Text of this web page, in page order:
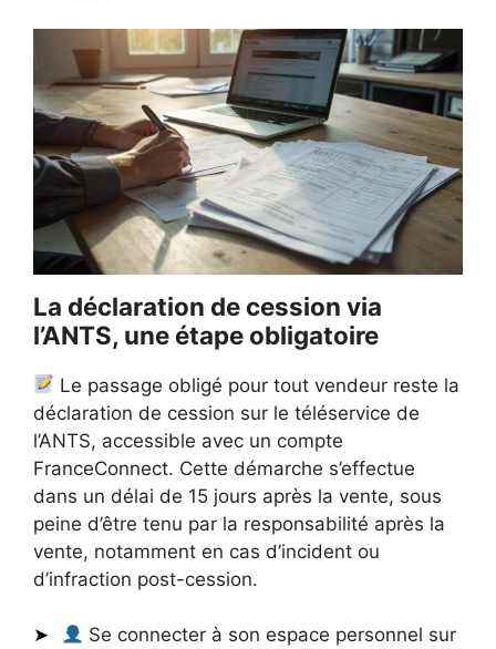
La déclaration de cession via
l’ANTS, une étape obligatoire
Le passage obligé pour tout vendeur reste la
déclaration de cession sur le téléservice de
l’ANTS, accessible avec un compte
FranceConnect. Cette démarche s’effectue
dans un délai de 15 jours après la vente, sous
peine d’être tenu par la responsabilité après la
vente, notamment en cas d’incident ou
d’infraction post-cession.
Se connecter à son espace personnel sur